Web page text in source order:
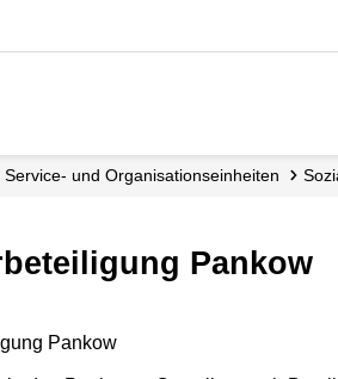
Service- und Organisations­einheiten
Pankow